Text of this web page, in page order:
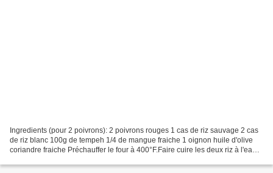
Ingredients (pour 2 poivrons): 2 poivrons rouges 1 cas de riz sauvage 2 cas
de riz blanc 100g de tempeh 1/4 de mangue fraiche 1 oignon huile d'olive
coriandre fraiche Préchauffer le four à 400°F.Faire cuire les deux riz à l'eau